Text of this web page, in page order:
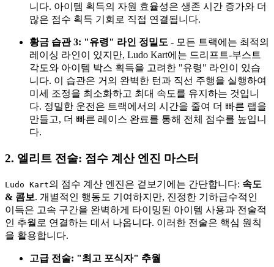
니다. 아이템 획득의 자원 효율성은 생존 시간 증가와 더
많은 점수 획득 기회로 직접 연결됩니다.
황금 습관 3: "유령" 라인 정밀도 - 모든 트랙에는 최적의
레이싱 라인이 있지만, Ludo Kart에는 드리프트-부스트
각도와 아이템 박스 획득을 고려한 "유령" 라인이 있습
니다. 이 습관은 거의 완벽한 턴과 직선 주행을 실행하여
미세 조정을 최소화하고 최대 속도를 유지하는 것입니
다. 정밀한 운전은 트랙에서의 시간을 줄여 더 빠른 랩을
만들고, 더 빠른 레이스 완료를 통해 전체 점수를 높입니
다.
2. 엘리트 전술: 점수 계산 엔진 마스터
Ludo Kart의 점수 계산 엔진은 겉보기에는 간단합니다: 속도
& 콤보. 개별적인 행동도 기여하지만, 진정한 기하급수적인
이득은 고속 구간을 완벽하게 타이밍된 아이템 사용과 전술적
인 추월로 연결하는 데서 나옵니다. 이러한 전술은 핵심 원칙
을 활용합니다.
고급 전술: "최고 포식자" 추월